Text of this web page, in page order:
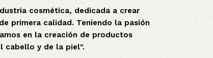
cosmética, dedicada a crear
primera calidad. Teniendo la pasión
en la creación de productos
cabello y de la piel".